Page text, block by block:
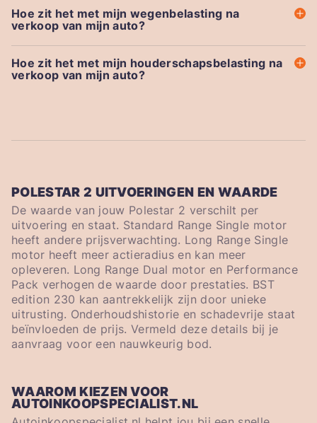
Hoe zit het met mijn wegenbelasting na
verkoop van mijn auto?
Hoe zit het met mijn houderschapsbelasting na
verkoop van mijn auto?
POLESTAR 2 UITVOERINGEN EN WAARDE
De waarde van jouw Polestar 2 verschilt per
uitvoering en staat. Standard Range Single motor
heeft andere prijsverwachting. Long Range Single
motor heeft meer actieradius en kan meer
opleveren. Long Range Dual motor en Performance
Pack verhogen de waarde door prestaties. BST
edition 230 kan aantrekkelijk zijn door unieke
uitrusting. Onderhoudshistorie en schadevrije staat
beïnvloeden de prijs. Vermeld deze details bij je
aanvraag voor een nauwkeurig bod.
WAAROM KIEZEN VOOR
AUTOINKOOPSPECIALIST.NL